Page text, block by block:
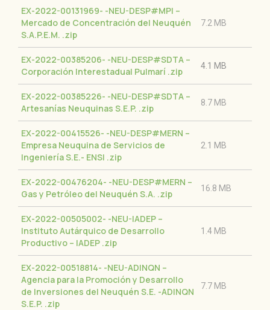
EX-2022-00131969- -NEU-DESP#MPI –
Mercado de Concentración del Neuquén
S.A.P.E.M. .zip
7.2 MB
EX-2022-00385206- -NEU-DESP#SDTA –
Corporación Interestadual Pulmarí .zip 4.1 MB
EX-2022-00385226- -NEU-DESP#SDTA –
Artesanías Neuquinas S.E.P. .zip 8.7 MB
EX-2022-00415526- -NEU-DESP#MERN –
Empresa Neuquina de Servicios de
Ingeniería S.E.- ENSI .zip
2.1 MB
EX-2022-00476204- -NEU-DESP#MERN –
Gas y Petróleo del Neuquén S.A. .zip 16.8 MB
EX-2022-00505002- -NEU-IADEP –
Instituto Autárquico de Desarrollo
Productivo – IADEP .zip
1.4 MB
EX-2022-00518814- -NEU-ADINQN –
Agencia para la Promoción y Desarrollo
de Inversiones del Neuquén S.E. -ADINQN
S.E.P. .zip
7.7 MB